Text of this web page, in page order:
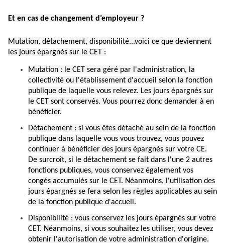
Et en cas de changement d’employeur ?
Mutation, détachement, disponibilité...voici ce que deviennent
les jours épargnés sur le CET :
Mutation : le CET sera géré par l'administration, la
collectivité ou l'établissement d'accueil selon la fonction
publique de laquelle vous relevez. Les jours épargnés sur
le CET sont conservés. Vous pourrez donc demander à en
bénéficier.
Détachement : si vous êtes détaché au sein de la fonction
publique dans laquelle vous vous trouvez, vous pouvez
continuer à bénéficier des jours épargnés sur votre CE.
De surcroît, si le détachement se fait dans l'une 2 autres
fonctions publiques, vous conservez également vos
congés accumulés sur le CET. Néanmoins, l'utilisation des
jours épargnés se fera selon les règles applicables au sein
de la fonction publique d'accueil.
Disponibilité ; vous conservez les jours épargnés sur votre
CET. Néanmoins, si vous souhaitez les utiliser, vous devez
obtenir l'autorisation de votre administration d'origine.